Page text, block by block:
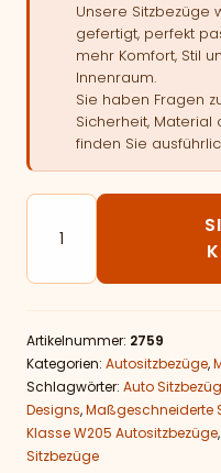
Unsere Sitzbezüge
gefertigt, perfekt
mehr Komfort, Stil
Innenraum.
Sie haben Fragen
Sicherheit, Material
finden Sie
Autositzbezüge
Artikelnummer: 2759
Kategorien: Autositzbezüge,
Schlagwörter: Auto
Designs,Maßgeschneiderte
Klasse W205 Autositzbezüge,
Sitzbezüge